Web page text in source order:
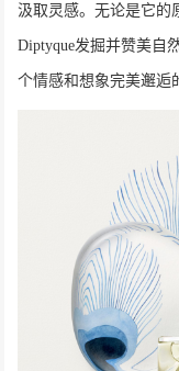
汲取灵感。无论是它的
Diptyque发掘并赞美自
个情感和想象完美邂逅